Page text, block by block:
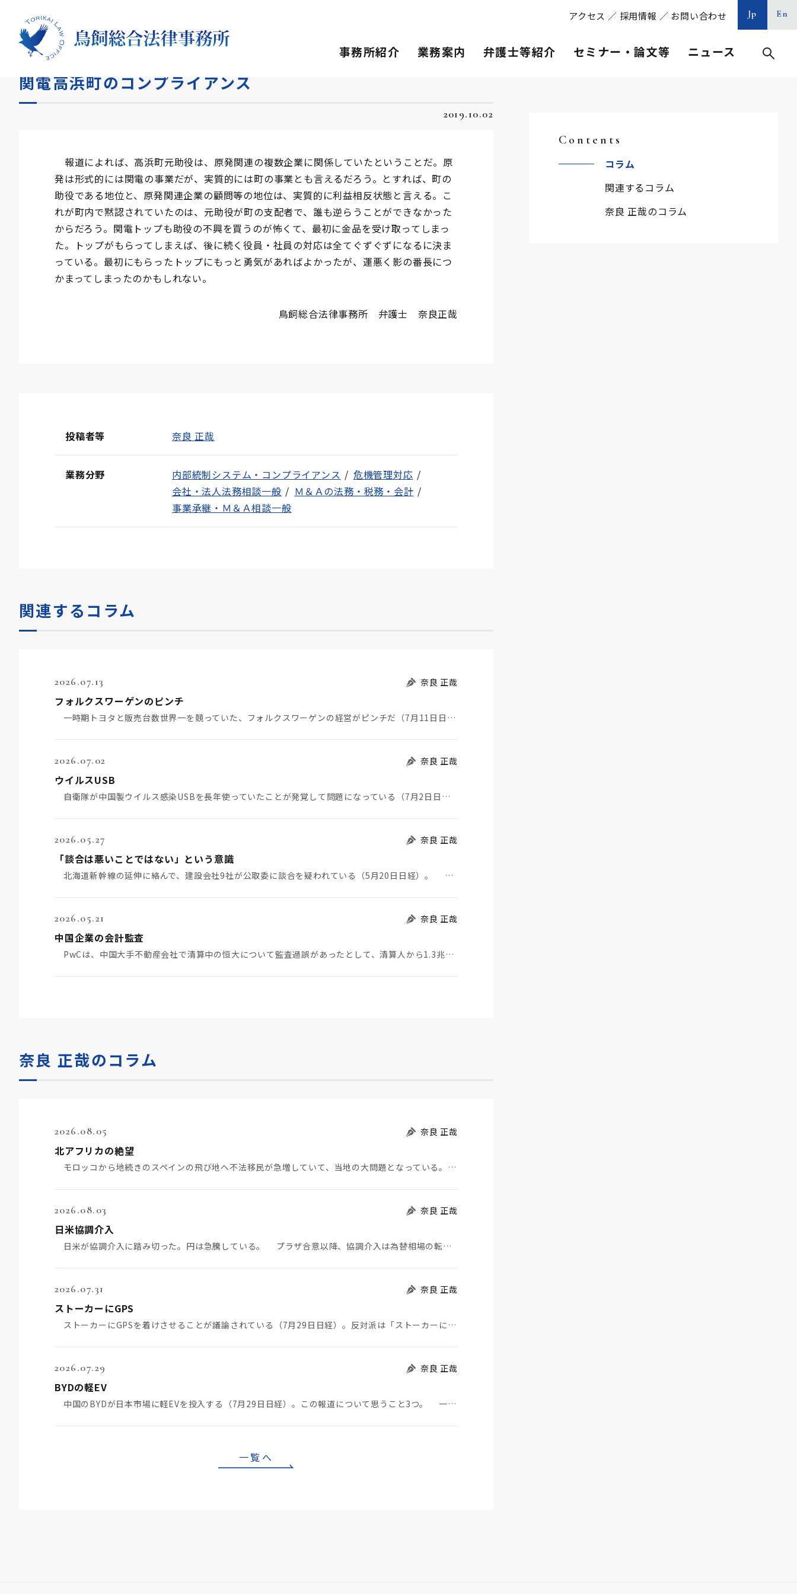
アクセス ／ 採用情報 ／ お問い合わせ Jp En
事務所紹介 業務案内 弁護士等紹介 セミナー・論文等 ニュース
HOME
関電高浜町のコンプライアンス
2019.10.02
報道によれば、高浜町元助役は、原発関連の複数企業に関係していたということだ。原
発は形式的には関電の事業だが、実質的には町の事業とも言えるだろう。とすれば、町の
助役である地位と、原発関連企業の顧問等の地位は、実質的に利益相反状態と言える。こ
れが町内で黙認されていたのは、元助役が町の支配者で、誰も逆らうことができなかった
からだろう。関電トップも助役の不興を買うのが怖くて、最初に金品を受け取ってしまっ
た。トップがもらってしまえば、後に続く役員・社員の対応は全てぐずぐずになるに決ま
っている。最初にもらったトップにもっと勇気があればよかったが、運悪く影の番長につ
かまってしまったのかもしれない。
鳥飼総合法律事務所 弁護士 奈良正哉
投稿者等 奈良 正哉
業務分野 内部統制システム・コンプライアンス
危機管理対応
会社・法人法務相談一般
Ｍ＆Ａの法務・税務・会計
事業承継・Ｍ＆Ａ相談一般
関連するコラム
2026.07.13 奈良 正哉
フォルクスワーゲンのピンチ
一時期トヨタと販売台数世界一を競っていた、フォルクスワーゲンの経営がピンチだ（7月11日日経）。そ…
2026.07.02 奈良 正哉
ウイルスUSB
自衛隊が中国製ウイルス感染USBを長年使っていたことが発覚して問題になっている（7月2日日経）。筆…
2026.05.27 奈良 正哉
「談合は悪いことではない」という意識
北海道新幹線の延伸に絡んで、建設会社9社が公取委に談合を疑われている（5月20日日経）。 談合と…
2026.05.21 奈良 正哉
中国企業の会計監査
PwCは、中国大手不動産会社で清算中の恒大について監査過誤があったとして、清算人から1.3兆円の損…
奈良 正哉のコラム
2026.08.05 奈良 正哉
北アフリカの絶望
モロッコから地続きのスペインの飛び地へ不法移民が急増していて、当地の大問題となっている。「海を泳い…
2026.08.03 奈良 正哉
日米協調介入
日米が協調介入に踏み切った。円は急騰している。 プラザ合意以降、協調介入は為替相場の転機になって…
2026.07.31 奈良 正哉
ストーカーにGPS
ストーカーにGPSを着けさせることが議論されている（7月29日日経）。反対派は「ストーカーにも人権…
2026.07.29 奈良 正哉
BYDの軽EV
中国のBYDが日本市場に軽EVを投入する（7月29日日経）。この報道について思うこと3つ。 一つ…
一覧へ
Contents
コラム
関連するコラム
奈良 正哉のコラム